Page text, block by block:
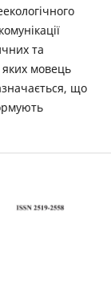
та
мовець
що